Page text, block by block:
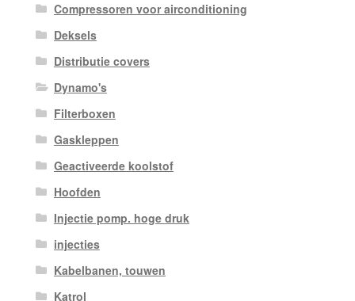
Compressoren voor airconditioning
Deksels
Distributie covers
Dynamo's
Filterboxen
Gaskleppen
Geactiveerde koolstof
Hoofden
Injectie pomp. hoge druk
injecties
Kabelbanen, touwen
Katrol